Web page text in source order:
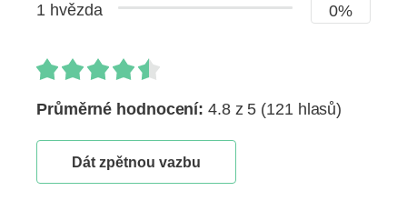
1 hvězda 0%
Průměrné hodnocení: 4.8 z 5 (121 hlasů)
Dát zpětnou vazbu